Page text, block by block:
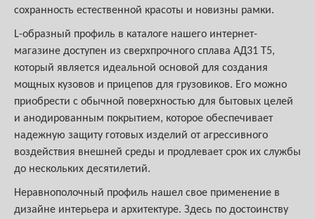
сохранность естественной красоты и новизны рамки.
L-образный профиль в каталоге нашего интернет-
магазине доступен из сверхпрочного сплава АД31 Т5,
который является идеальной основой для создания
мощных кузовов и прицепов для грузовиков. Его можно
приобрести с обычной поверхностью для бытовых целей
и анодированным покрытием, которое обеспечивает
надежную защиту готовых изделий от агрессивного
воздействия внешней среды и продлевает срок их службы
до нескольких десятилетий.
Неравнополочный профиль нашел свое применение в
дизайне интерьера и архитектуре. Здесь по достоинству